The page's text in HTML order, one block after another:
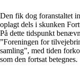
Den fik dog foranstaltet
oplagt dels i skunken
På dette tidspunkt
”Foreningen for
samling”, med tiden
som den fortsat betegnes.